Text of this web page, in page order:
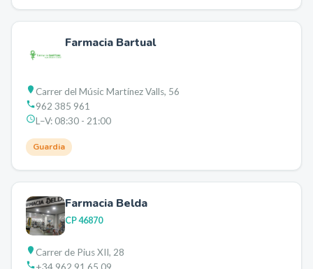
Farmacia Bartual
Carrer del Músic Martínez Valls, 56
962 385 961
L–V:08:30 - 21:00
Guardia
Farmacia Belda
CP46870
Carrer de Pius XII, 28